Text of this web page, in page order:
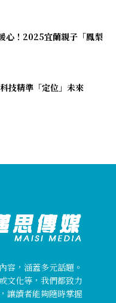
心！2025宜蘭親子「鳳梨
技精準「定位」未來
容，涵蓋多元話題。
文化等，我們都致力
讓讀者能夠隨時掌握